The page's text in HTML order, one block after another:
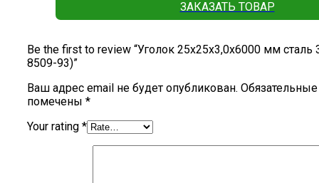
ЗАКАЗАТЬ ТОВАР
Be the first to review “Уголок 25х25х3,0х6000 мм сталь
8509-93)”
Ваш адрес email не будет опубликован.
помечены *
Your rating *